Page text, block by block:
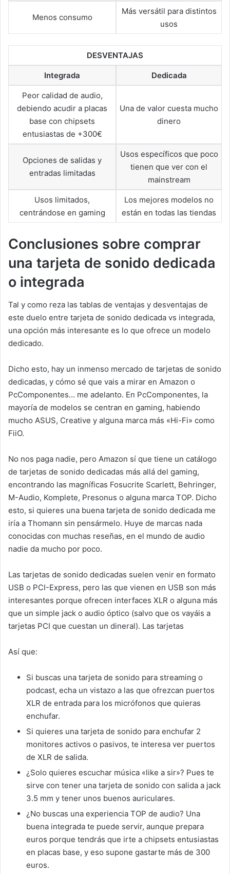
Menos consumo
Más versátil para distintos
usos
DESVENTAJAS
Integrada Dedicada
Peor calidad de audio,
debiendo acudir a placas
base con chipsets
entusiastas de +300€
Una de valor cuesta mucho
dinero
Opciones de salidas y
entradas limitadas
Usos específicos que poco
tienen que ver con el
mainstream
Usos limitados,
centrándose en gaming
Los mejores modelos no
están en todas las tiendas
Conclusiones sobre comprar
una tarjeta de sonido dedicada
o integrada
Tal y como reza las tablas de ventajas y desventajas de
este duelo entre tarjeta de sonido dedicada vs integrada,
una opción más interesante es lo que ofrece un modelo
dedicado.
Dicho esto, hay un inmenso mercado de tarjetas de sonido
dedicadas, y cómo sé que vais a mirar en Amazon o
PcComponentes… me adelanto. En PcComponentes, la
mayoría de modelos se centran en gaming, habiendo
mucho ASUS, Creative y alguna marca más «Hi-Fi» como
FiiO.
No nos paga nadie, pero Amazon sí que tiene un catálogo
de tarjetas de sonido dedicadas más allá del gaming,
encontrando las magníficas Fosucrite Scarlett, Behringer,
M-Audio, Komplete, Presonus o alguna marca TOP. Dicho
esto, si quieres una buena tarjeta de sonido dedicada me
iría a Thomann sin pensármelo. Huye de marcas nada
conocidas con muchas reseñas, en el mundo de audio
nadie da mucho por poco.
Las tarjetas de sonido dedicadas suelen venir en formato
USB o PCI-Express, pero las que vienen en USB son más
interesantes porque ofrecen interfaces XLR o alguna más
que un simple jack o audio óptico (salvo que os vayáis a
tarjetas PCI que cuestan un dineral). Las tarjetas
Así que:
Si buscas una tarjeta de sonido para streaming o
podcast, echa un vistazo a las que ofrezcan puertos
XLR de entrada para los micrófonos que quieras
enchufar.
Si quieres una tarjeta de sonido para enchufar 2
monitores activos o pasivos, te interesa ver puertos
de XLR de salida.
¿Solo quieres escuchar música «like a sir»? Pues te
sirve con tener una tarjeta de sonido con salida a jack
3.5 mm y tener unos buenos auriculares.
¿No buscas una experiencia TOP de audio? Una
buena integrada te puede servir, aunque prepara
euros porque tendrás que irte a chipsets entusiastas
en placas base, y eso supone gastarte más de 300
euros.